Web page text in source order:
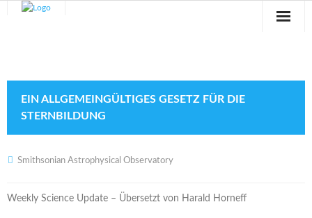
Veranstaltungen
Verein
EIN ALLGEMEINGÜLTIGES GESETZ FÜR DIE
STERNBILDUNG
Smithsonian Astrophysical Observatory
Weekly Science Update – Übersetzt von Harald Horneff